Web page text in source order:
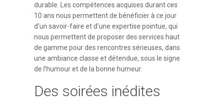
durable. Les compétences acquises durant ces
10 ans nous permettent de bénéficier à ce jour
d’un savoir-faire et d’une expertise pointue, qui
nous permettent de proposer des services haut
de gamme pour des rencontres sérieuses, dans
une ambiance classe et détendue, sous le signe
de l’humour et de la bonne humeur.
Des soirées inédites